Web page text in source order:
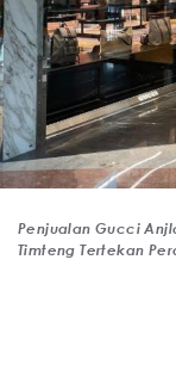
Penjualan Gucci
Timteng Tertekan